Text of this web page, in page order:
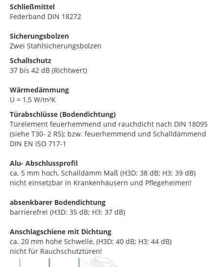
Schließmittel
Federband DIN 18272
Sicherungsbolzen
Zwei Stahlsicherungsbolzen
Schallschutz
37 bis 42 dB (Richtwert)
Wärmedämmung
U = 1,5 W/m²K
Türabschlüsse (Bodendichtung)
Türelement feuerhemmend und rauchdicht nach DIN 18095
(siehe T30- 2 RS); bzw. feuerhemmend und Schalldämmend
DIN EN ISO 717-1
Alu- Abschlussprofil
ca. 5 mm hoch, Schalldämm Maß (H3D: 38 dB; H3: 39 dB)
nicht einsetzbar in Krankenhäusern und Pflegeheimen!
absenkbarer Bodendichtung
barrierefrei (H3D: 35 dB; H3: 37 dB)
Anschlagschiene mit Dichtung
ca. 20 mm hohe Schwelle, (H3D: 40 dB; H3: 44 dB)
nicht für Rauchschutztüren!